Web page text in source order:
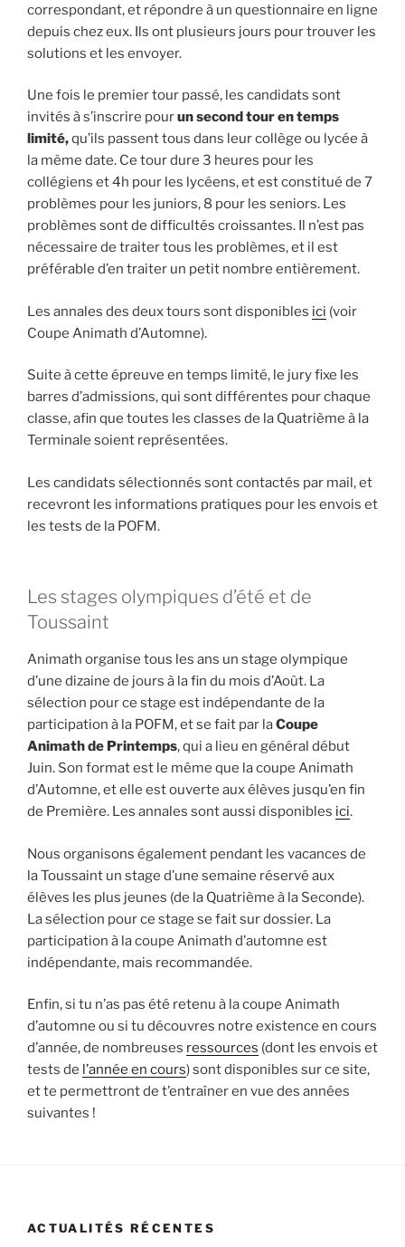
correspondant, et répondre à un questionnaire en ligne
depuis chez eux. Ils ont plusieurs jours pour trouver les
solutions et les envoyer.
Une fois le premier tour passé, les candidats sont
invités à s’inscrire pourun second tour en temps
limité,qu’ils passent tous dans leur collège ou lycée à
la même date. Ce tour dure 3 heures pour les
collégiens et 4h pour les lycéens, et est constitué de 7
problèmes pour les juniors, 8 pour les seniors. Les
problèmes sont de difficultés croissantes. Il n’est pas
nécessaire de traiter tous les problèmes, et il est
préférable d’en traiter un petit nombre entièrement.
Les annales des deux tours sont disponibles ici (voir
Coupe Animath d’Automne).
Suite à cette épreuve en temps limité, le jury fixe les
barres d’admissions, qui sont différentes pour chaque
classe, afin que toutes les classes de la Quatrième à la
Terminale soient représentées.
Les candidats sélectionnés sont contactés par mail, et
recevront les informations pratiques pour les envois et
les tests de la POFM.
Les stages olympiques d’été et de
Toussaint
Animath organise tous les ans un stage olympique
d’une dizaine de jours à la fin du mois d’Août. La
sélection pour ce stage est indépendante de la
participation à la POFM, et se fait par laCoupe
Animath de Printemps, qui a lieu en général début
Juin. Son format est le même que la coupe Animath
d’Automne, et elle est ouverte aux élèves jusqu’en fin
de Première. Les annales sont aussi disponibles ici.
Nous organisons également pendant les vacances de
la Toussaint un stage d’une semaine réservé aux
élèves les plus jeunes (de la Quatrième à la Seconde).
La sélection pour ce stage se fait sur dossier. La
participation à la coupe Animath d’automne est
indépendante, mais recommandée.
Enfin, si tu n’as pas été retenu à la coupe Animath
d’automne ou si tu découvres notre existence en cours
d’année, de nombreuses ressources (dont les envois et
tests de l’année en cours) sont disponibles sur ce site,
et te permettront de t’entraîner en vue des années
suivantes !
ACTUALITÉS RÉCENTES